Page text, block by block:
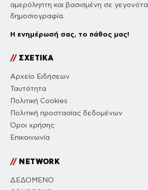
αμερόληπτη και βασισμένη σε γεγονότα
δημοσιογραφία.
Η ενημέρωσή σας, το πάθος μας!
//ΣΧΕΤΙΚΑ
Αρχείο Ειδήσεων
Ταυτότητα
Πολιτική Cookies
Πολιτική προστασίας δεδομένων
Όροι χρήσης
Επικοινωνία
//NETWORK
ΔΕΔΟΜΕΝΟ